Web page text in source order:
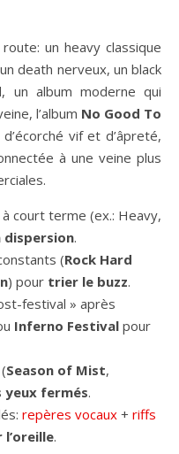
un heavy classique
death nerveux, un black
un album moderne qui
l’album No Good To
vif et d’âpreté,
à une veine plus
court terme (ex.: Heavy,
dispersion.
(Rock Hard
) pour trier le buzz.
festival » après
Inferno Festival pour
Season of Mist,
yeux fermés.
repères vocaux + riffs
l’oreille.